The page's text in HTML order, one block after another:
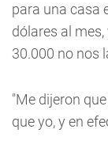
para una casa
dólares al
30.000 no nos
"Me dijeron
que yo, y en